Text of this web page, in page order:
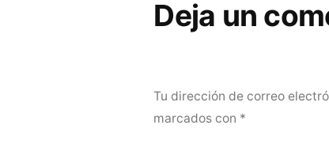
Deja un
Tu dirección de correo
marcados con *